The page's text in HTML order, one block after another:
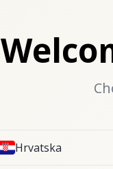
Hrvatska